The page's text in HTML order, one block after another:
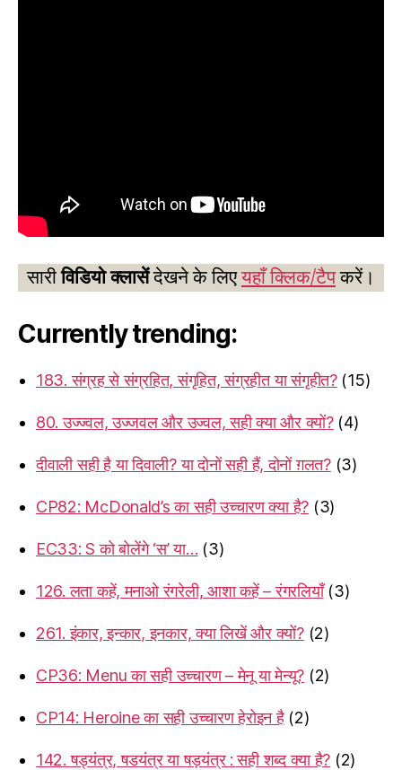
सारीविडियो क्लासेंदेखने के लिएयहाँ क्लिक/टैपकरें।
Currently trending:
183. संग्रह से संग्रहित, संगृहित, संग्रहीत या संगृहीत? (15)
80. उज्ज्वल, उज्जवल और उज्वल, सही क्या और क्यों? (4)
दीवाली सही है या दिवाली? या दोनों सही हैं, दोनों ग़लत? (3)
CP82: McDonald’s का सही उच्चारण क्या है? (3)
EC33: S को बोलेंगे ‘स’ या… (3)
126. लता कहें, मनाओ रंगरेली, आशा कहें – रंगरलियाँ (3)
261. इंकार, इन्कार, इनकार, क्या लिखें और क्यों? (2)
CP36: Menu का सही उच्चारण – मेनू या मेन्यू? (2)
CP14: Heroine का सही उच्चारण हेरोइन है (2)
142. षड्यंत्र, षडयंत्र या षड़यंत्र : सही शब्द क्या है? (2)